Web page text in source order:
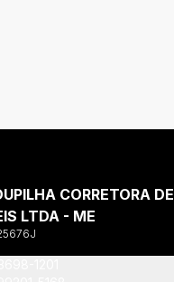
CORRETORA DE
LTDA - ME